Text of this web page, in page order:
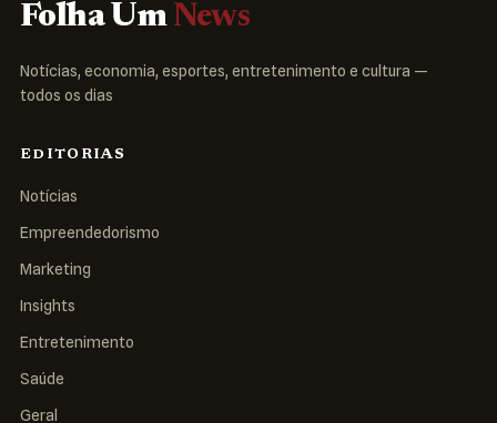
Folha Um News
Notícias, economia, esportes, entretenimento e cultura —
todos os dias
EDITORIAS
Notícias
Empreendedorismo
Marketing
Insights
Entretenimento
Saúde
Geral